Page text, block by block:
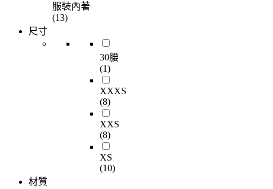
服裝內著
(13)
尺寸
30腰
(1)
XXXS
(8)
XXS
(8)
XS
(10)
材質